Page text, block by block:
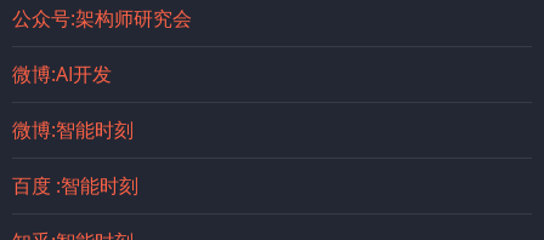
公众号:架构师研究会
微博:AI开发
微博:智能时刻
百度 :智能时刻